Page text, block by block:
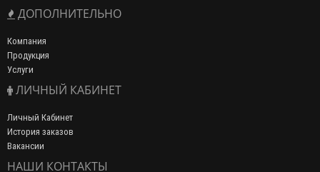
ДОПОЛНИТЕЛЬНО
Компания
Продукция
Услуги
ЛИЧНЫЙ КАБИНЕТ
Личный Кабинет
История заказов
Вакансии
НАШИ КОНТАКТЫ